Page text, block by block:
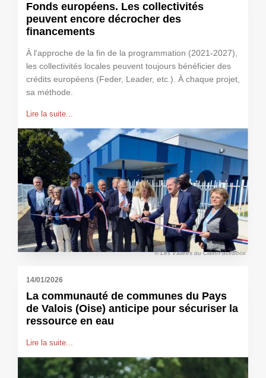
Fonds européens. Les collectivités
peuvent encore décrocher des
financements
À l'approche de la fin de la programmation (2021-2027),
les collectivités locales peuvent toujours bénéficier des
crédits européens (Feder, Leader, etc.). À chaque projet,
sa méthode.
Lire la suite...
© Les Vallées du Clain/Facebook
14/01/2026
La communauté de communes du Pays
de Valois (Oise) anticipe pour sécuriser la
ressource en eau
Lire la suite...